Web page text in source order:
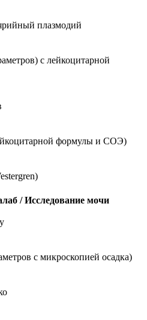
плазмодий
с лейкоцитарной
формулы и СОЭ)
/ Исследование мочи
с микроскопией осадка)